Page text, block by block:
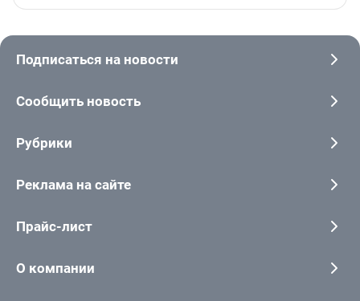
Подписаться на новости
Сообщить новость
Рубрики
Реклама на сайте
Прайс-лист
О компании